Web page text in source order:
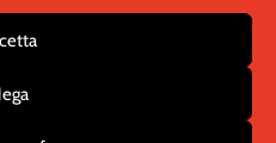
offrono molte varianti, lo
qualsiasi dubbio. Siamo qui